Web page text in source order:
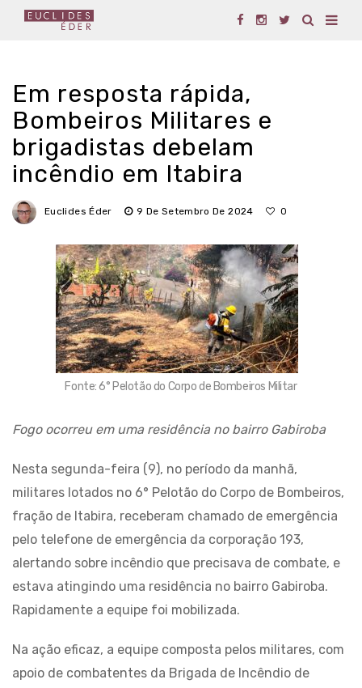
Em resposta rápida,
Bombeiros Militares e
brigadistas debelam
incêndio em Itabira
Euclides Éder 9 De Setembro De 2024 0
Fonte: 6° Pelotão do Corpo de Bombeiros Militar
Fogo ocorreu em uma residência no bairro Gabiroba
Nesta segunda-feira (9), no período da manhã,
militares lotados no 6° Pelotão do Corpo de Bombeiros,
fração de Itabira, receberam chamado de emergência
pelo telefone de emergência da corporação 193,
alertando sobre incêndio que precisava de combate, e
estava atingindo uma residência no bairro Gabiroba.
Rapidamente a equipe foi mobilizada.
Na ação eficaz, a equipe composta pelos militares, com
apoio de combatentes da Brigada de Incêndio de